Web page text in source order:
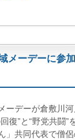
e
メーデーに参
ーデーが倉敷川
復”と“野党共闘”
」共同代表で僧